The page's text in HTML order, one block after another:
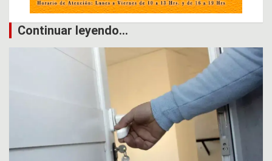
Continuar leyendo...